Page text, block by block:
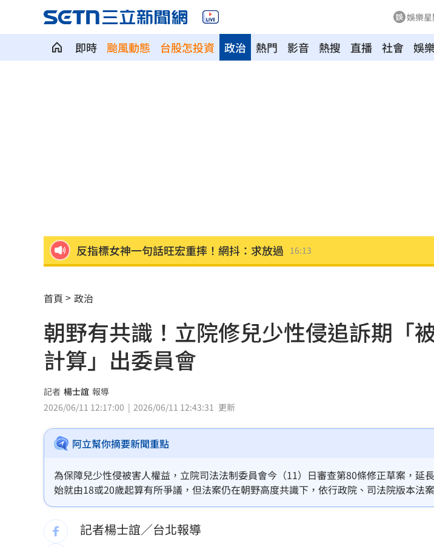
娛樂星
即時 颱風動態 台股怎投資 熱門 影音 熱搜 直播
政治 社會 娛樂
柯基1隻NT400！網紅爆中國繁殖場殘酷黑幕
蕭敬騰開餐廳被當盤子？房東溢價快10萬 16:21
吉安鄉公所副主任酒駕 突開車門害摔車 16:12
前員工虐殺董座封屍 他見煞：有冤屈在哭
瓊斯盃領隊出爐 陳立宗與張維正挺台灣隊 16:06
白推交通罰款專用公投！綠：可直接處理
日人扛回35公斤戰利品曝 台人一看：懂買
台中女里長掃街拜票遭潑糞⋯全身沾滿穢物
彰化橘色虎斑貓走失！飼主懸賞20萬找阿咪
昔赴陸尋根挨轟 郭品超變禿頭近照嚇壞網 15:58
劉若雪首度回應！捲入周杰倫私生子風波
首頁 政治
朝野有共識！立院修兒少性侵追訴期「
計算」出委員會
記者 楊士誼 報導
2026/06/11 12:17:00
2026/06/11 12:43:31 更新
阿立幫你摘要新聞重點
為保障兒少性侵被害人權益，立院司法法制委員會今（11）日審查第80條修正草案，延
始就由18或20歲起算有所爭議，但法案仍在朝野高度共識下，依行政院、司法院版本法
被害人20歲開始計算。
記者楊士誼／台北報導